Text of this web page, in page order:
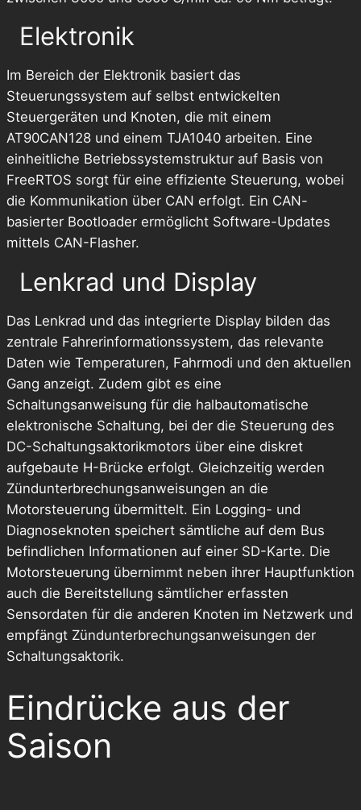
Elektronik
Im Bereich der Elektronik basiert das
Steuerungssystem auf selbst entwickelten
Steuergeräten und Knoten, die mit einem
AT90CAN128 und einem TJA1040 arbeiten. Eine
einheitliche Betriebssystemstruktur auf Basis von
FreeRTOS sorgt für eine effiziente Steuerung, wobei
die Kommunikation über CAN erfolgt. Ein CAN-
basierter Bootloader ermöglicht Software-Updates
mittels CAN-Flasher.
Lenkrad und Display
Das Lenkrad und das integrierte Display bilden das
zentrale Fahrerinformationssystem, das relevante
Daten wie Temperaturen, Fahrmodi und den aktuellen
Gang anzeigt. Zudem gibt es eine
Schaltungsanweisung für die halbautomatische
elektronische Schaltung, bei der die Steuerung des
DC-Schaltungsaktorikmotors über eine diskret
aufgebaute H-Brücke erfolgt. Gleichzeitig werden
Zündunterbrechungsanweisungen an die
Motorsteuerung übermittelt. Ein Logging- und
Diagnoseknoten speichert sämtliche auf dem Bus
befindlichen Informationen auf einer SD-Karte. Die
Motorsteuerung übernimmt neben ihrer Hauptfunktion
auch die Bereitstellung sämtlicher erfassten
Sensordaten für die anderen Knoten im Netzwerk und
empfängt Zündunterbrechungsanweisungen der
Schaltungsaktorik.
Eindrücke aus der
Saison